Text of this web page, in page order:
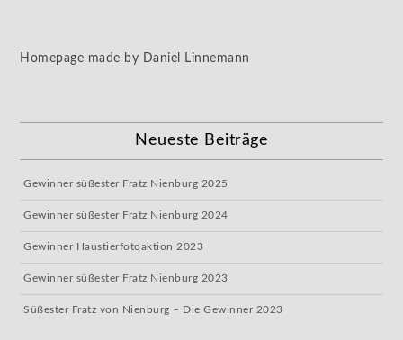
Homepage made by Daniel Linnemann
Neueste Beiträge
Gewinner süßester Fratz Nienburg 2025
Gewinner süßester Fratz Nienburg 2024
Gewinner Haustierfotoaktion 2023
Gewinner süßester Fratz Nienburg 2023
Süßester Fratz von Nienburg – Die Gewinner 2023